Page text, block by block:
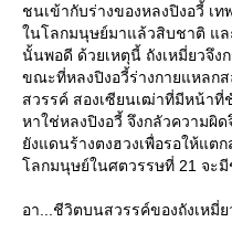
ชนเข้ากับร่างของหลงปิงอวี้ เ
นโลกมนุษย์มาแล้วสิบชาติ แล
นั้นพอดี ด้วยเหตุนี้ ถังเหมี่ยวจึง
ขณะที่หลงปิงอวี้ร่างกายแหลก
สวรรค์ สองเซียนเฒ่าที่มีหน้า
หาใช่หลงปิงอวี้ จึงกลัวความผิ
งแดนร้างตงฮวงเพื่อรอให้แตก
ลกมนุษย์ในศตวรรษที่ 21 จะมี
อา...ชีวิตบนสวรรค์ของถังเหมี่